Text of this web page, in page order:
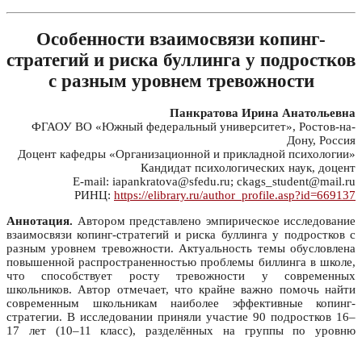
Особенности взаимосвязи копинг-
стратегий и риска буллинга у подростков
с разным уровнем тревожности
Панкратова Ирина Анатольевна
ФГАОУ ВО «Южный федеральный университет», Ростов-на-
Дону, Россия
Доцент кафедры «Организационной и прикладной психологии»
Кандидат психологических наук, доцент
E-mail: iapankratova@sfedu.ru; ckags_student@mail.ru
РИНЦ: https://elibrary.ru/author_profile.asp?id=669137
Аннотация. Автором представлено эмпирическое исследование
взаимосвязи копинг-стратегий и риска буллинга у подростков с
разным уровнем тревожности. Актуальность темы обусловлена
повышенной распространенностью проблемы биллинга в школе,
что способствует росту тревожности у современных
школьников. Автор отмечает, что крайне важно помочь найти
современным школьникам наиболее эффективные копинг-
стратегии. В исследовании приняли участие 90 подростков 16–
17 лет (10–11 класс), разделённых на группы по уровню